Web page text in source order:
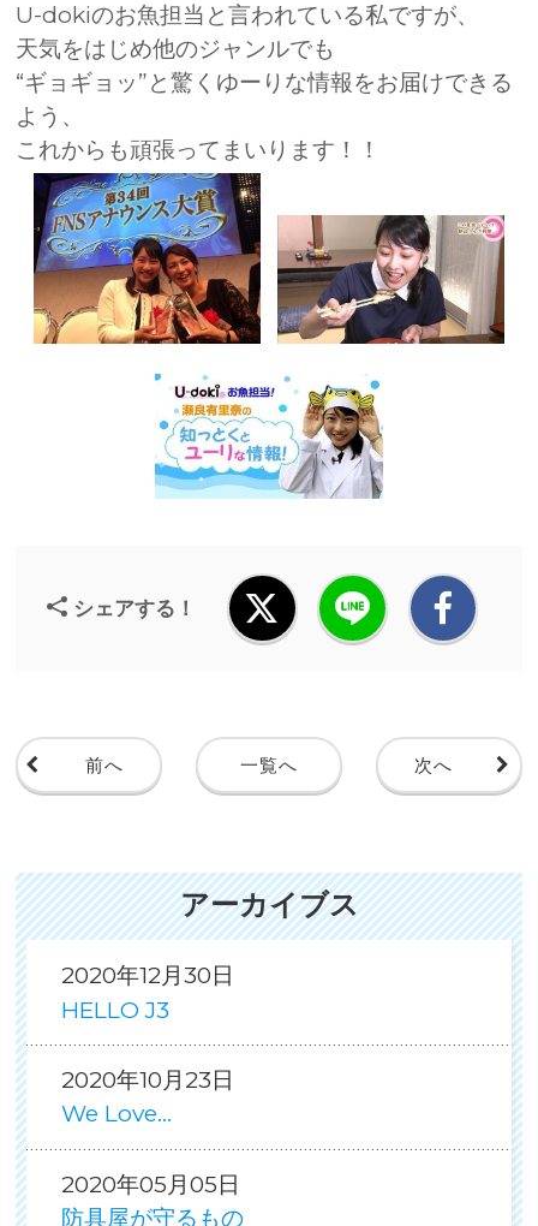
U-dokiのお魚担当と言われている私ですが、
天気をはじめ他のジャンルでも
“ギョギョッ”と驚くゆーりな情報をお届けできる
よう、
これからも頑張ってまいります！！
シェアする！
前へ 一覧へ 次へ
アーカイブス
2020年12月30日
HELLO J3
2020年10月23日
We Love...
2020年05月05日
防具屋が守るもの